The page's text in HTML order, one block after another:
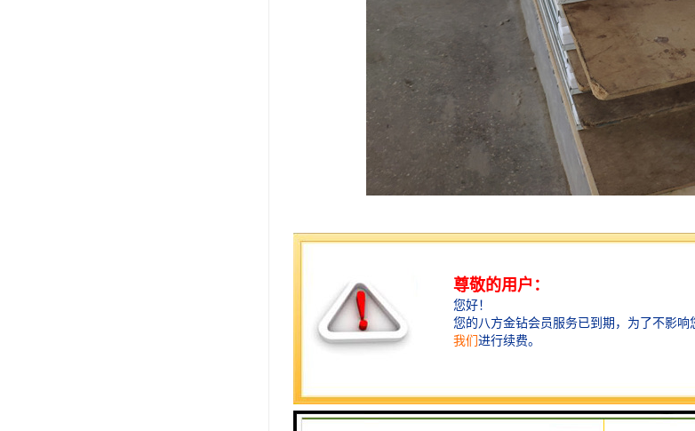
手工净化板节省成本：相比于机器制作的净化板，手工制作的净